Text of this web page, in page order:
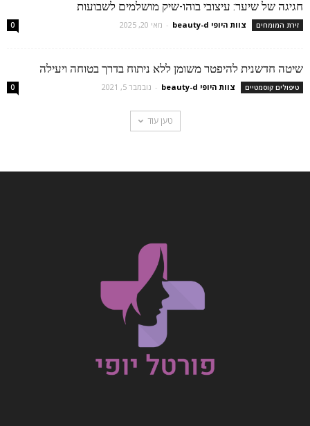
חגיגה של שיער: עיצובי בוהו-שיק מושלמים לשבועות
זירת המומחים צוות היופי beauty-d - מאי 20, 2025 0
שיטה חדשנית להיפטר משומן ללא ניתוח בדרך בטוחה ויעילה
טיפולים קוסמטיים צוות היופי beauty-d - נובמבר 5, 2021 0
טען עוד